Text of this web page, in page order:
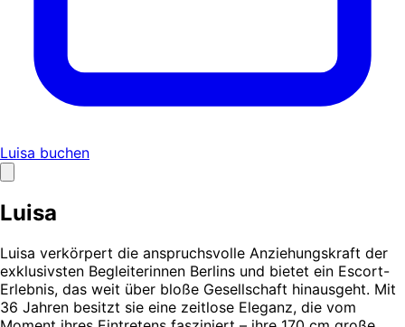
Luisa buchen
Luisa
Luisa verkörpert die anspruchsvolle Anziehungskraft der
exklusivsten Begleiterinnen Berlins und bietet ein Escort-
Erlebnis, das weit über bloße Gesellschaft hinausgeht. Mit
36 Jahren besitzt sie eine zeitlose Eleganz, die vom